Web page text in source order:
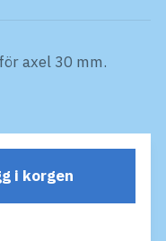
axel 30 mm.
i korgen